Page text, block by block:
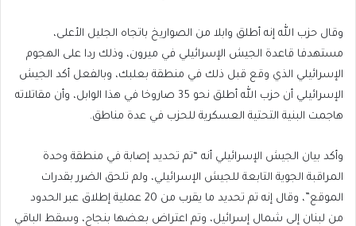
وقال حزب الله إنه أطلق وابلا من الصواريخ باتجاه الجليل الأعلى،
مستهدفا قاعدة الجيش الإسرائيلي في ميرون، وذلك ردا على الهجوم
الإسرائيلي الذي وقع قبل ذلك في منطقة بعلبك، وبالفعل أكد الجيش
الإسرائيلي أن حزب الله أطلق نحو 35 صاروخا في هذا الوابل، وأن مقاتلاته
هاجمت البنية التحتية العسكرية للحزب في عدة مناطق.
وأكد بيان الجيش الإسرائيلي أنه “تم تحديد إصابة في منطقة وحدة
المراقبة الجوية التابعة للجيش الإسرائيلي، ولم تلحق الضرر بقدرات
الموقع”، وقال إنه تم تحديد ما يقرب من 20 عملية إطلاق عبر الحدود
من لبنان إلى شمال إسرائيل، وتم اعتراض بعضها بنجاح، وسقط الباقي